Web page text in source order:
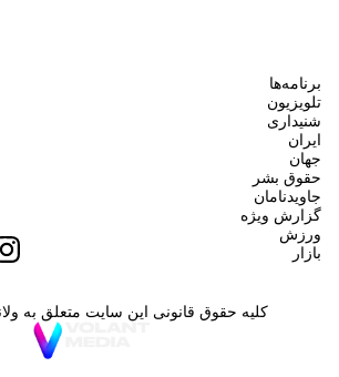
برنامه‌ها
تلویزیون
شنیداری
ایران
جهان
حقوق بشر
جاویدنامان
گزارش ویژه
ورزش
بازار
کلیه حقوق قانونی این سایت متعلق به